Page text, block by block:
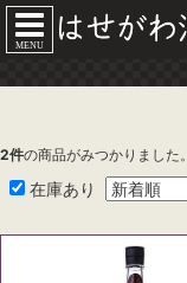
MENU
2件の商品がみつかりました。
在庫あり